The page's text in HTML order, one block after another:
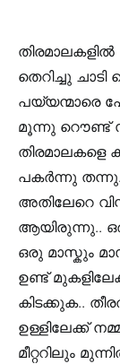
തെറിച്ചു
പയ്യന്മാരെ
മൂന്നു റൌണ്ട്
തിരമാലകളെ
പകർന്നു തന്നു..
അതിലേറെ
ആയിരുന്നു..
ഒരു മാസ്കും
ഉണ്ട്
കിടക്കുക..
ഉള്ളിലേക്ക്
മീറ്ററിലും